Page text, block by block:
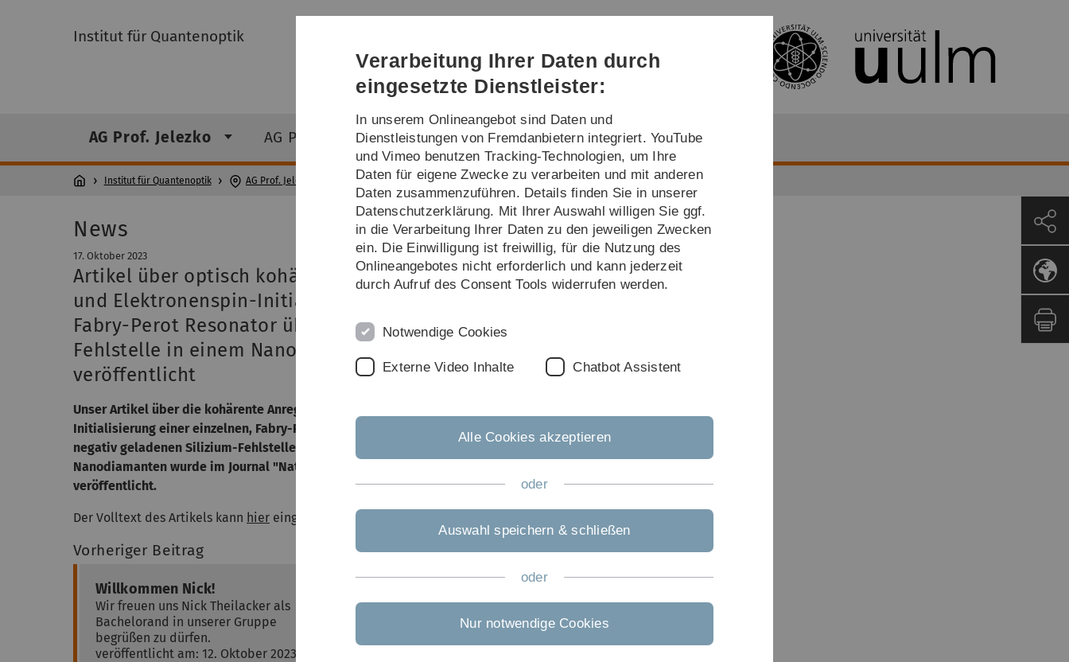
Direkt
Direkt
Direkt
(Sprache,
Drucken,
Social
Direkt
Direkt
Institut für Quantenoptik
AG Prof. Jelezko AG Prof. Kubanek AG Dr. Cernansky
Institut für Quantenoptik AG Prof. Jelezko
News
17. Oktober 2023
Artikel über optisch kohärente Anregung
und Elektronenspin-Initialisierung einer
Fabry-Perot Resonator überhöhten Silizium-
Fehlstelle in einem Nanodiamanten
veröffentlicht
Unser Artikel über die kohärente Anregung und Elektronenspin-
Initialisierung einer einzelnen, Fabry-Perot Resonator gekoppelten,
negativ geladenen Silizium-Fehlstelle (SiV-) in einem
Nanodiamanten wurde im Journal "Nature Communications Physics"
veröffentlicht.
Der Volltext des Artikels kann hier eingesehen werden.
Vorheriger Beitrag
Willkommen Nick!
Wir freuen uns Nick Theilacker als
Bachelorand in unserer Gruppe
begrüßen zu dürfen.
veröffentlicht am: 12. Oktober 2023
Nächster Beitrag
gekoppelte Spins in einem nano-
Diamanten auf arXiv
Im Preprint "Strongly Coupled Spins of
Verarbeitung Ihrer Daten durch
eingesetzte Dienstleister:
In unserem Onlineangebot sind Daten und
Dienstleistungen von Fremdanbietern integriert. YouTube
und Vimeo benutzen Tracking-Technologien, um Ihre
Daten für eigene Zwecke zu verarbeiten und mit anderen
Daten zusammenzuführen. Details finden Sie in unserer
Datenschutzerklärung. Mit Ihrer Auswahl willigen Sie ggf.
in die Verarbeitung Ihrer Daten zu den jeweiligen Zwecken
ein. Die Einwilligung ist freiwillig, für die Nutzung des
Onlineangebotes nicht erforderlich und kann jederzeit
durch Aufruf des Consent Tools widerrufen werden.
Notwendige Cookies
Externe Video Inhalte Chatbot Assistent
Alle Cookies akzeptieren
oder
Auswahl speichern & schließen
oder
Nur notwendige Cookies